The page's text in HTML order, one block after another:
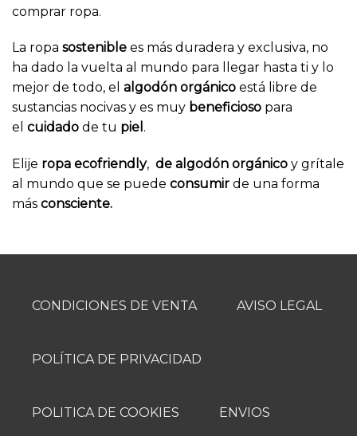
comprar ropa.
La ropa sostenible es más duradera y exclusiva, no
ha dado la vuelta al mundo para llegar hasta ti y lo
mejor de todo, el algodón orgánico está libre de
sustancias nocivas y es muy beneficioso para
el cuidado de tu piel .
Elije ropa ecofriendly, de algodón orgánico y grítale
al mundo que se puede consumir de una forma
más consciente.
CONDICIONES DE VENTA AVISO LEGAL
POLÍTICA DE PRIVACIDAD
POLITICA DE COOKIES ENVIOS